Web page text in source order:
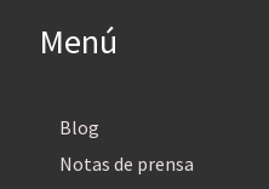
Menú
Blog
Notas de prensa